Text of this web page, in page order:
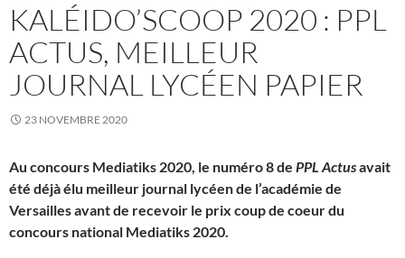
KALÉIDO’SCOOP 2020 : PPL
ACTUS, MEILLEUR
JOURNAL LYCÉEN PAPIER
23 NOVEMBRE 2020
Au concours Mediatiks 2020, le numéro 8 de PPL Actusavait
été déjà élu meilleur journal lycéen de l’académie de
Versailles avant de recevoir le prix coup de coeur du
concours national Mediatiks 2020.